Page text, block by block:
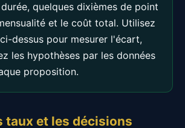
quelques dixièmes de point
et le coût total. Utilisez
dessus pour mesurer l'écart,
les hypothèses par les données
proposition.
taux et les décisions